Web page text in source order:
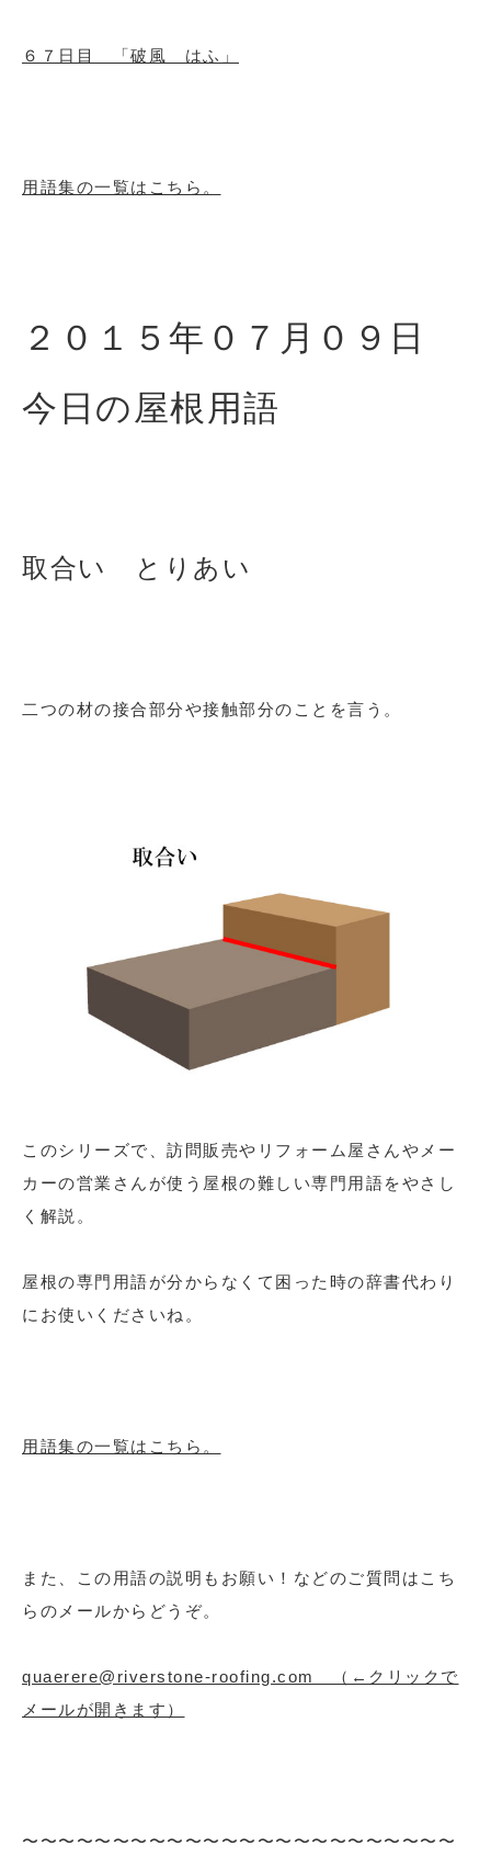
６７日目 「破風 はふ」
用語集の一覧はこちら。
２０１５年０７月０９日
今日の屋根用語
取合い とりあい
二つの材の接合部分や接触部分のことを言う。
このシリーズで、訪問販売やリフォーム屋さんやメー
カーの営業さんが使う屋根の難しい専門用語をやさし
く解説。
屋根の専門用語が分からなくて困った時の辞書代わり
にお使いくださいね。
用語集の一覧はこちら。
また、この用語の説明もお願い！などのご質問はこち
らのメールからどうぞ。
quaerere@riverstone-roofing.com （←クリックで
メールが開きます）
〜〜〜〜〜〜〜〜〜〜〜〜〜〜〜〜〜〜〜〜〜〜〜〜